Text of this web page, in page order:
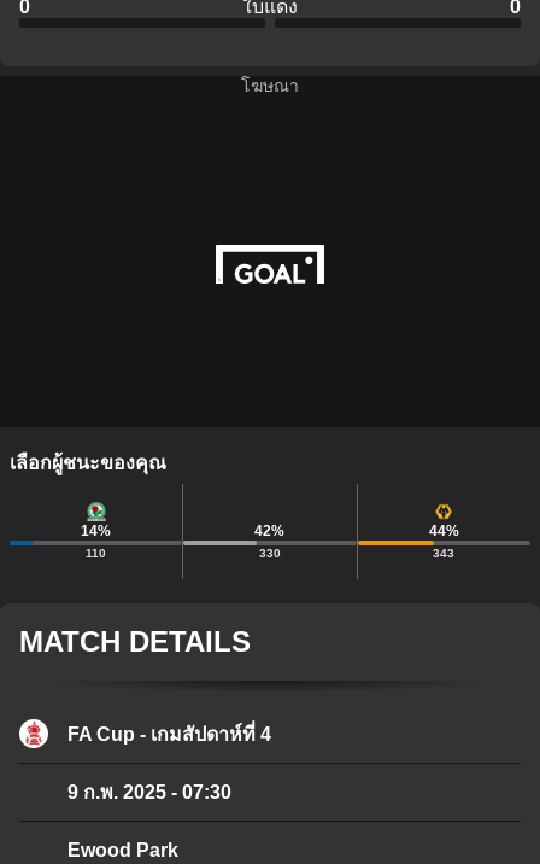
0 ใบแดง 0
เลือกผู้ชนะของคุณ
14%
110
42%
330
44%
343
MATCH DETAILS
FA Cup - เกมสัปดาห์ที่ 4
9 ก.พ. 2025 - 07:30
Ewood Park
โฆษณา